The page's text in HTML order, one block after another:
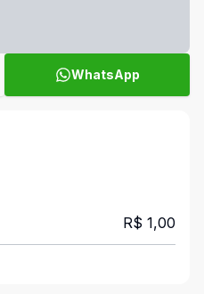
WhatsApp
R$ 1,00